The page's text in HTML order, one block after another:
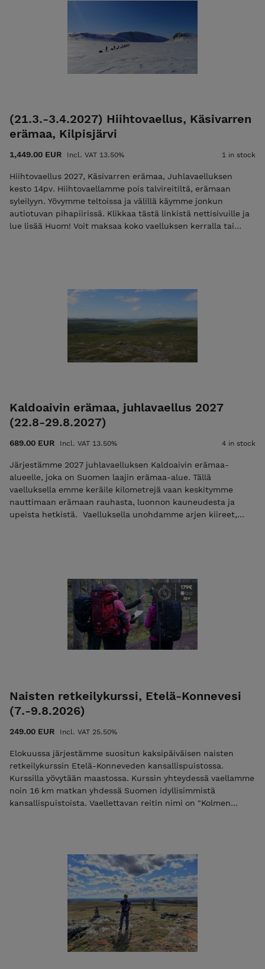
Kouluttaja/Ulkoilma Akatemia
(21.3.-3.4.2027) Hiihtovaellus, Käsivarren
erämaa, Kilpisjärvi
1,449.00 EUR Incl. VAT 13.50% 1 in stock
Hiihtovaellus 2027, Käsivarren erämaa, Juhlavaelluksen
kesto 14pv. Hiihtovaellamme pois talvireitiltä, erämaan
syleilyyn. Yövymme teltoissa ja välillä käymme jonkun
autiotuvan pihapiirissä. Klikkaa tästä linkistä nettisivuille ja
lue lisää Huom! Voit maksaa koko vaelluksen kerralla tai
vaelluksen alkuun on alle 30 vrk. Tutustu ja lue palvelun
käyttö-, ilmoittautumis- ja peruutusehdot. Ilmoittautumalla
Kiittäen, Vesa Viittala 0405268562 vesa@ulkoilmaakatemia.fi
Kouluttaja/Ulkoilma Akatemia
Kaldoaivin erämaa, juhlavaellus 2027
(22.8-29.8.2027)
689.00 EUR Incl. VAT 13.50% 4 in stock
Järjestämme 2027 juhlavaelluksen Kaldoaivin erämaa-
alueelle, joka on Suomen laajin erämaa-alue. Tällä
vaelluksella emme keräile kilometrejä vaan keskitymme
nauttimaan erämaan rauhasta, luonnon kauneudesta ja
upeista hetkistä. Vaelluksella unohdamme arjen kiireet,
materiaalimaksun maksamisen jälkeen saat sähköpostiisi
vahvistuksen sekä loppulaskun, jonka eräpäivä on heti
vaelluksen jälkeen. Tämän vaelluksen voit maksaa myös
liikuntaedulla. Lisätietoa ehdoista EHDOT
Naisten retkeilykurssi, Etelä-Konnevesi
(7.-9.8.2026)
249.00 EUR Incl. VAT 25.50%
Elokuussa järjestämme suositun kaksipäiväisen naisten
retkeilykurssin Etelä-Konneveden kansallispuistossa.
Kurssilla yövytään maastossa. Kurssin yhteydessä vaellamme
noin 16 km matkan yhdessä Suomen idyllisimmistä
kansallispuistoista. Vaellettavan reitin nimi on "Kolmen
lähetämme teille loppusummasta laskun sähköpostissa,
jonka eräpäivä on heti kurssin jälkeen. Mikäli maksat vain
varausmaksun niin käytä alennuskoodia "varaus2026".
Pelkkä varausmaksu ei ole mahdollista jos vaelluksen alkuun
on alle 30 vrk. Lisätietoa ehdoista EHDOT